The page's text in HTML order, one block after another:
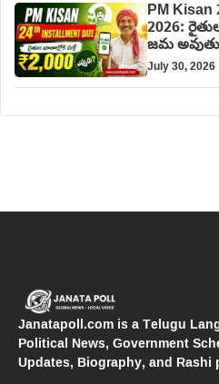
PM Kisan
2026:
జమ
July 30, 2026
Janatapoll.com is a Telugu
Political News, Government
Updates, Biography, and Rashi